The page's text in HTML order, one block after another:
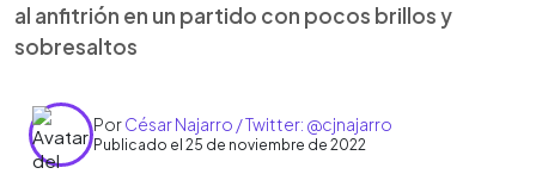
al anfitrión en un partido con pocos brillos y
sobresaltos
PorCésar Najarro / Twitter: @cjnajarro
Publicado el 25 de noviembre de 2022